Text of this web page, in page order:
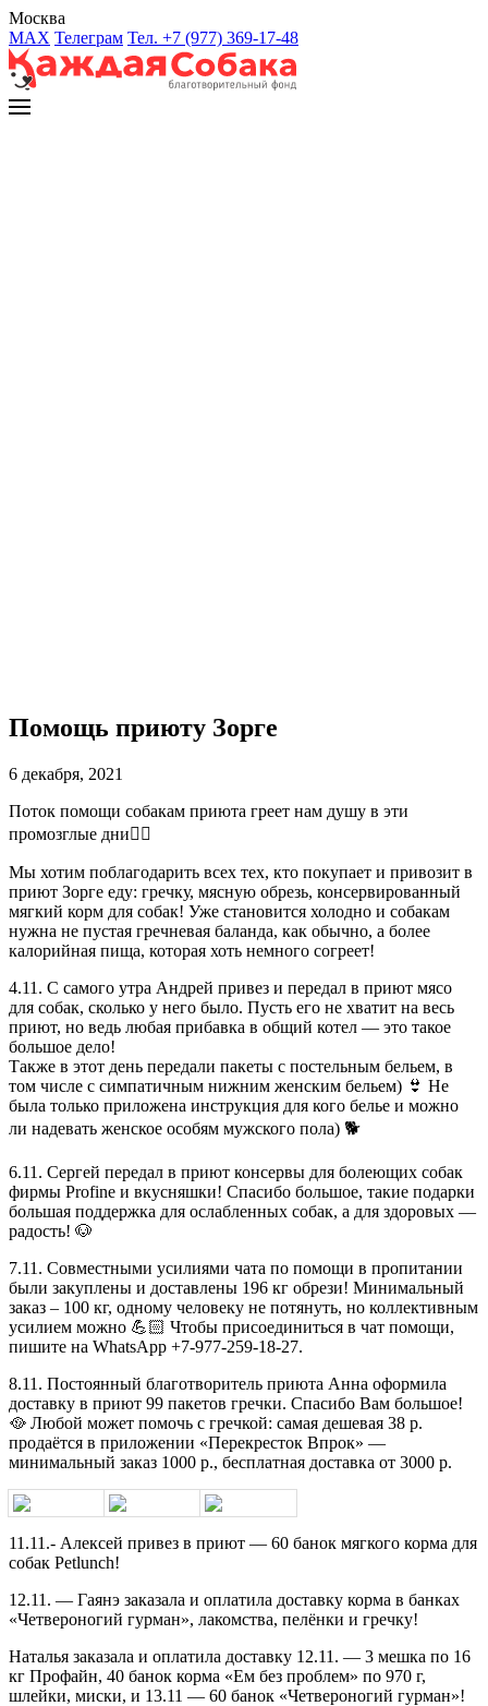
Москва
MAX Телеграм Тел. +7 (977) 369-17-48
Помощь приюту Зорге
6 декабря, 2021
Поток помощи собакам приюта греет нам душу в эти
промозглые дни🐕‍🦺
Мы хотим поблагодарить всех тех, кто покупает и привозит в
приют Зорге еду: гречку, мясную обрезь, консервированный
мягкий корм для собак! Уже становится холодно и собакам
нужна не пустая гречневая баланда, как обычно, а более
калорийная пища, которая хоть немного согреет!
4.11. С самого утра Андрей привез и передал в приют мясо
для собак, сколько у него было. Пусть его не хватит на весь
приют, но ведь любая прибавка в общий котел — это такое
большое дело!
Также в этот день передали пакеты с постельным бельем, в
том числе с симпатичным нижним женским бельем) 👙 Не
была только приложена инструкция для кого белье и можно
ли надевать женское особям мужского пола) 🐕
6.11. Сергей передал в приют консервы для болеющих собак
фирмы Profine и вкусняшки! Спасибо большое, такие подарки
большая поддержка для ослабленных собак, а для здоровых —
радость! 🐶
7.11. Совместными усилиями чата по помощи в пропитании
были закуплены и доставлены 196 кг обрези! Минимальный
заказ – 100 кг, одному человеку не потянуть, но коллективным
усилием можно 💪🏻 Чтобы присоединиться в чат помощи,
пишите на WhatsApp +7-977-259-18-27.
8.11. Постоянный благотворитель приюта Анна оформила
доставку в приют 99 пакетов гречки. Спасибо Вам большое!
🥘 Любой может помочь с гречкой: самая дешевая 38 р.
продаётся в приложении «Перекресток Впрок» —
минимальный заказ 1000 р., бесплатная доставка от 3000 р.
11.11.- Алексей привез в приют — 60 банок мягкого корма для
собак Petlunch!
12.11. — Гаянэ заказала и оплатила доставку корма в банках
«Четвероногий гурман», лакомства, пелёнки и гречку!
Наталья заказала и оплатила доставку 12.11. — 3 мешка по 16
кг Профайн, 40 банок корма «Ем без проблем» по 970 г,
шлейки, миски, и 13.11 — 60 банок «Четвероногий гурман»!